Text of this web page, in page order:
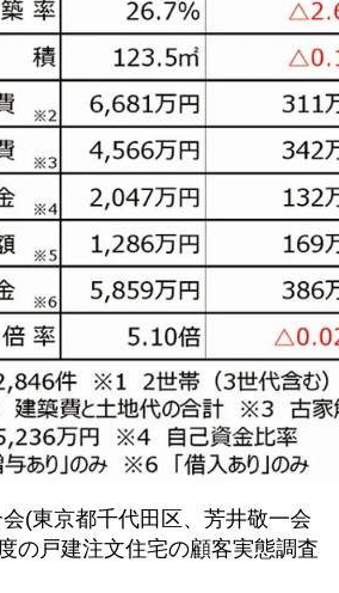
(東京都千代田区、芳井敬一会
の戸建注文住宅の顧客実態調査